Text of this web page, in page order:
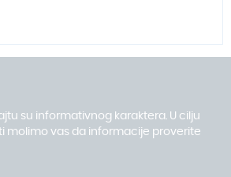
su informativnog karaktera. U cilju
molimo vas da informacije proverite